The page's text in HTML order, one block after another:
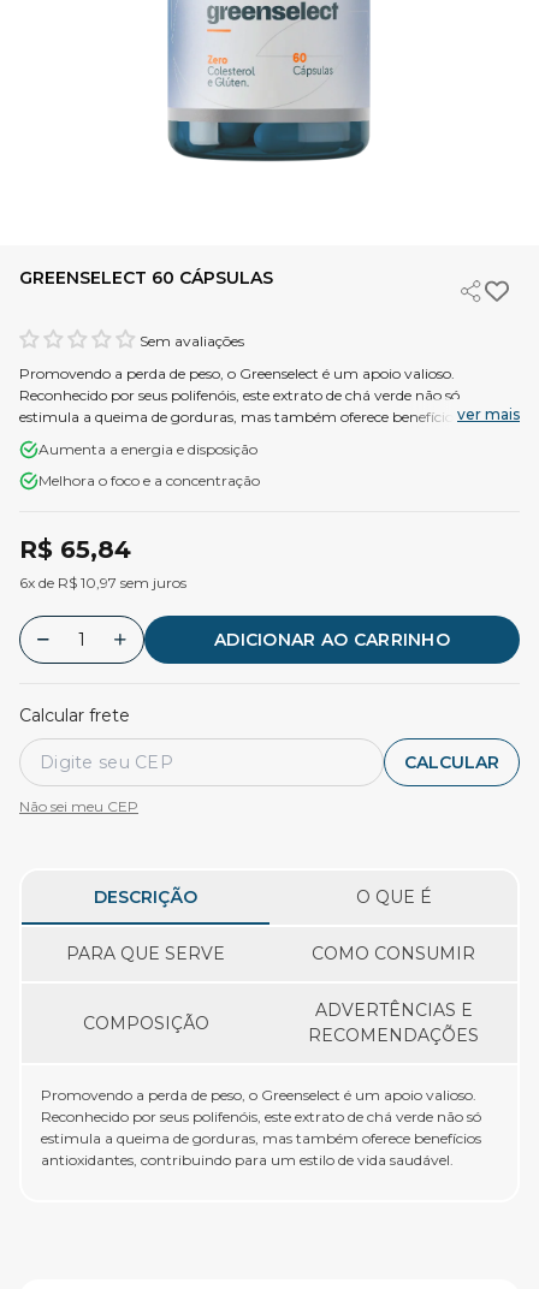
GREENSELECT 60 CÁPSULAS
Sem avaliações
Promovendo a perda de peso, o Greenselect é um apoio valioso.
Reconhecido por seus polifenóis, este extrato de chá verde não só
estimula a queima de gorduras, mas também oferece benefícios
antioxidantes, contribuindo para um estilo de vida saudável.
ver mais
Aumenta a energia e disposição
Melhora o foco e a concentração
R$ 65,84
6x de R$ 10,97 sem juros
ADICIONAR AO CARRINHO
Calcular frete
CALCULAR
Não sei meu CEP
DESCRIÇÃO O QUE É
PARA QUE SERVE COMO CONSUMIR
COMPOSIÇÃO
ADVERTÊNCIAS E
RECOMENDAÇÕES
Promovendo a perda de peso, o Greenselect é um apoio valioso.
Reconhecido por seus polifenóis, este extrato de chá verde não só
estimula a queima de gorduras, mas também oferece benefícios
antioxidantes, contribuindo para um estilo de vida saudável.